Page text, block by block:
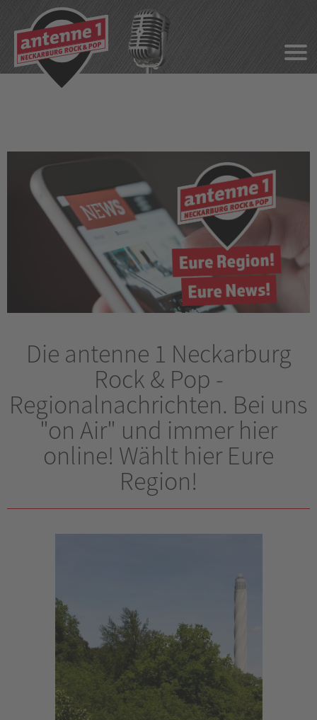
Die antenne 1 Neckarburg
Rock & Pop -
Regionalnachrichten. Bei uns
"on Air" und immer hier
online! Wählt hier Eure
Region!